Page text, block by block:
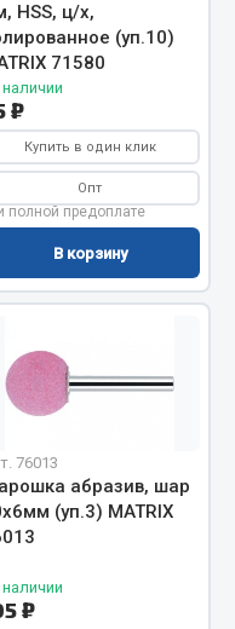
HSS, ц/х,
(уп.10)
71580
₽
Купить в один клик
Опт
полной предоплате
В корзину
76013
абразив, шар
(уп.3) MATRIX
₽